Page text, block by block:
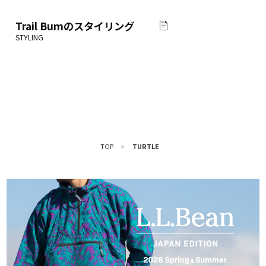
Trail Bumのスタイリング
TOP > TURTLE